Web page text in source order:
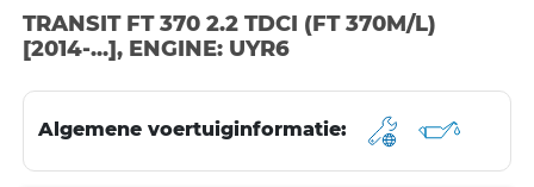
TRANSIT FT 370 2.2 TDCI (FT 370M/L)
[2014-...], ENGINE: UYR6
Algemene voertuiginformatie: